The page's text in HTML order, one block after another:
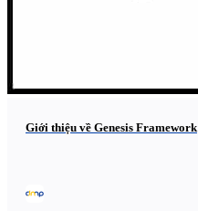
Giới thiệu về Genesis Framework